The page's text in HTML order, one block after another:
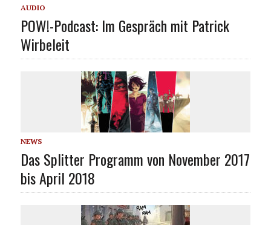
AUDIO
POW!-Podcast: Im Gespräch mit Patrick
Wirbeleit
NEWS
Das Splitter Programm von November 2017
bis April 2018